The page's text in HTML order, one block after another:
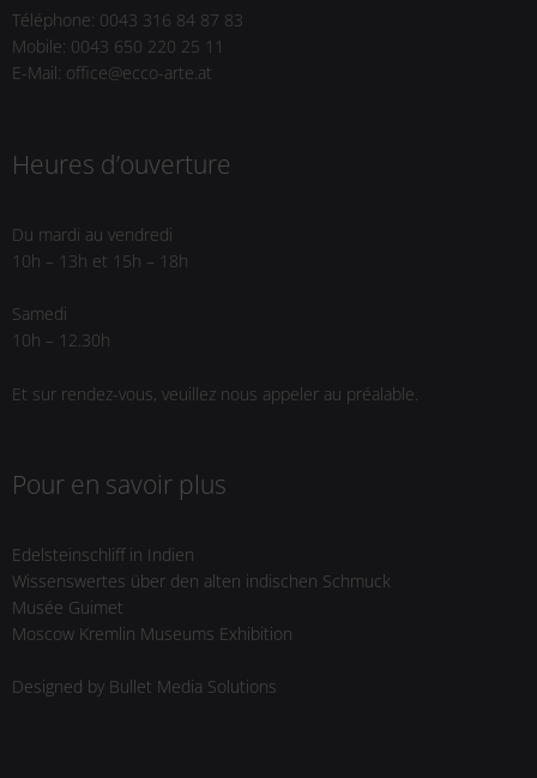
Téléphone: 0043 316 84 87 83
Mobile: 0043 650 220 25 11
E-Mail: office@ecco-arte.at
Heures d’ouverture
Du mardi au vendredi
10h – 13h et 15h – 18h
Samedi
10h – 12.30h
Et sur rendez-vous, veuillez nous appeler au préalable.
Pour en savoir plus
Edelsteinschliff in Indien
Wissenswertes über den alten indischen Schmuck
Musée Guimet
Moscow Kremlin Museums Exhibition
Designed by Bullet Media Solutions